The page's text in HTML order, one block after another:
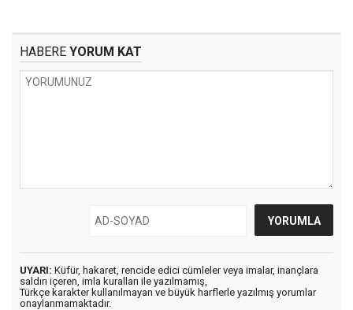
HABERE YORUM KAT
UYARI: Küfür, hakaret, rencide edici cümleler veya imalar, inançlara
saldırı içeren, imla kuralları ile yazılmamış,
Türkçe karakter kullanılmayan ve büyük harflerle yazılmış yorumlar
onaylanmamaktadır.